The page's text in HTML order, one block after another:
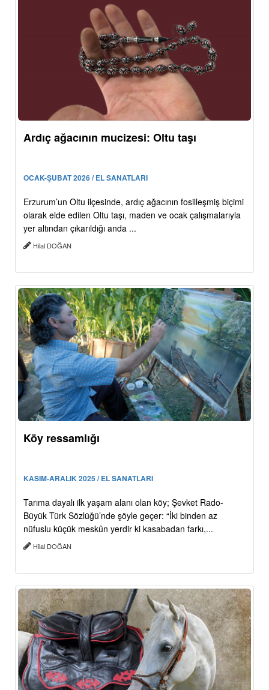
Ardıç ağacının mucizesi: Oltu taşı
OCAK-ŞUBAT 2026 / EL SANATLARI
Erzurum’un Oltu ilçesinde, ardıç ağacının fosilleşmiş biçimi
olarak elde edilen Oltu taşı, maden ve ocak çalışmalarıyla
yer altından çıkarıldığı anda ...
Hilal DOĞAN
Köy ressamlığı
KASIM-ARALIK 2025 / EL SANATLARI
Tarıma dayalı ilk yaşam alanı olan köy; Şevket Rado-
Büyük Türk Sözlüğü’nde şöyle geçer: “İki binden az
nüfuslu küçük meskûn yerdir ki kasabadan farkı,...
Hilal DOĞAN